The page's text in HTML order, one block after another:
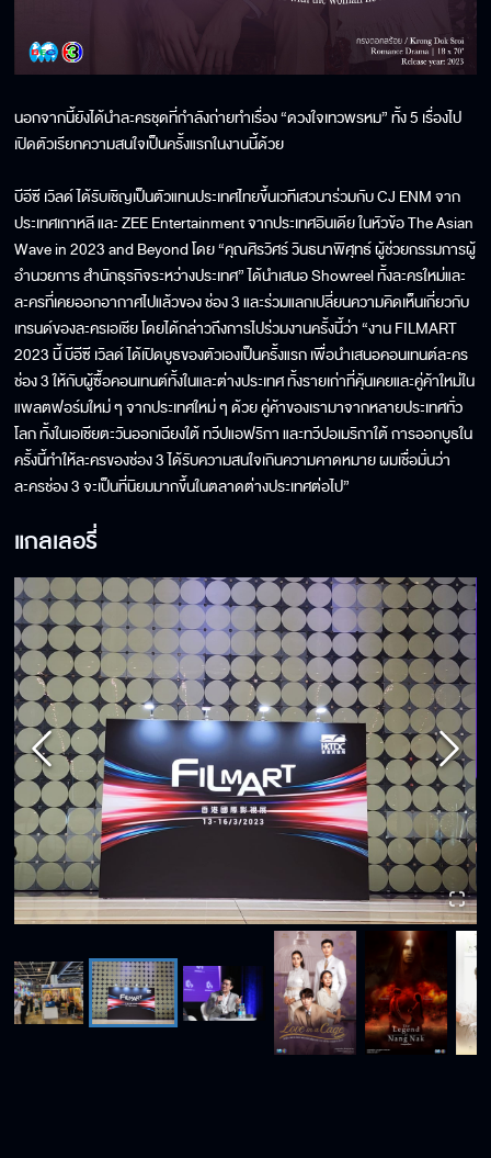
นอกจากนี้ยังได้นำละครชุดที่กำลังถ่ายทำเรื่อง “ดวงใจเทวพรหม” ทั้ง 5 เรื่องไป
เปิดตัวเรียกความสนใจเป็นครั้งแรกในงานนี้ด้วย
บีอีซี เวิลด์ ได้รับเชิญเป็นตัวแทนประเทศไทยขึ้นเวทีเสวนาร่วมกับ CJ ENM จาก
ประเทศเกาหลี และ ZEE Entertainment จากประเทศอินเดีย ในหัวข้อ The Asian
Wave in 2023 and Beyond โดย “คุณศิรวิศร์ วินธนาพิศุทธ์ ผู้ช่วยกรรมการผู้
อำนวยการ สำนักธุรกิจระหว่างประเทศ” ได้นำเสนอ Showreel ทั้งละครใหม่และ
ละครที่เคยออกอากาศไปแล้วของ ช่อง 3 และร่วมแลกเปลี่ยนความคิดเห็นเกี่ยวกับ
เทรนด์ของละครเอเชีย โดยได้กล่าวถึงการไปร่วมงานครั้งนี้ว่า “งาน FILMART
2023 นี้ บีอีซี เวิลด์ ได้เปิดบูธของตัวเองเป็นครั้งแรก เพื่อนำเสนอคอนเทนต์ละคร
ช่อง 3 ให้กับผู้ซื้อคอนเทนต์ทั้งในและต่างประเทศ ทั้งรายเก่าที่คุ้นเคยและคู่ค้าใหม่ใน
แพลตฟอร์มใหม่ ๆ จากประเทศใหม่ ๆ ด้วย คู่ค้าของเรามาจากหลายประเทศทั่ว
โลก ทั้งในเอเชียตะวันออกเฉียงใต้ ทวีปแอฟริกา และทวีปอเมริกาใต้ การออกบูธใน
ครั้งนี้ทำให้ละครของช่อง 3 ได้รับความสนใจเกินความคาดหมาย ผมเชื่อมั่นว่า
ละครช่อง 3 จะเป็นที่นิยมมากขึ้นในตลาดต่างประเทศต่อไป”
แกลเลอรี่